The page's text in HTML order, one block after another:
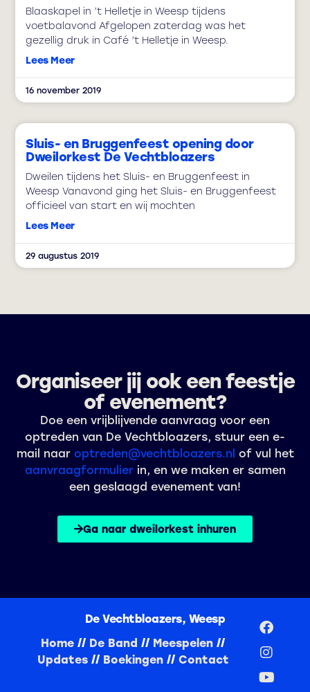
Blaaskapel in ’t Helletje in Weesp tijdens
voetbalavond Afgelopen zaterdag was het
gezellig druk in Café ’t Helletje in Weesp.
Lees Meer
16 november 2019
Sluis- en Bruggenfeest opening door
Dweilorkest De Vechtbloazers
Dweilen tijdens het Sluis- en Bruggenfeest in
Weesp Vanavond ging het Sluis- en Bruggenfeest
officieel van start en wij mochten
Lees Meer
29 augustus 2019
Organiseer jij ook een feestje
of evenement?
Doe een vrijblijvende aanvraag voor een
optreden van De Vechtbloazers, stuur een e-
mail naar optreden@vechtbloazers.nl of vul het
aanvraagformulierin, en we maken er samen
een geslaagd evenement van!
Ga naar dweilorkest inhuren
De Vechtbloazers, Weesp
Home // De Band // Meespelen //
Updates// Boekingen// Contact